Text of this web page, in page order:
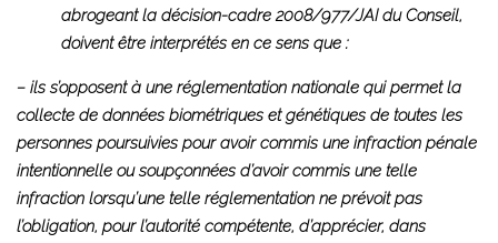
abrogeant la décision-cadre 2008/977/JAI du Conseil,
doivent être interprétés en ce sens que :
– ils s’opposent à une réglementation nationale qui permet la
collecte de données biométriques et génétiques de toutes les
personnes poursuivies pour avoir commis une infraction pénale
intentionnelle ou soupçonnées d’avoir commis une telle
infraction lorsqu’une telle réglementation ne prévoit pas
l’obligation, pour l’autorité compétente, d’apprécier, dans